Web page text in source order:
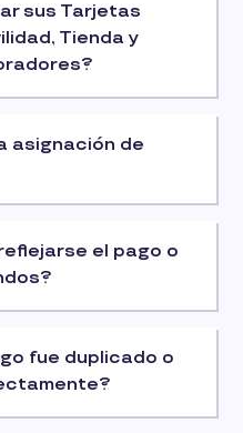
sus Tarjetas
Tienda y
asignación de
el pago o
fue duplicado o